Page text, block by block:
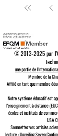
©2013-2025par
une partie de
Membre de la
Affilié en tant que membre
Notre système éducatif est
l'enseignement à distance
écoles et instituts de
USA
Soumettez vos articles
lecture : Unveiling Seven